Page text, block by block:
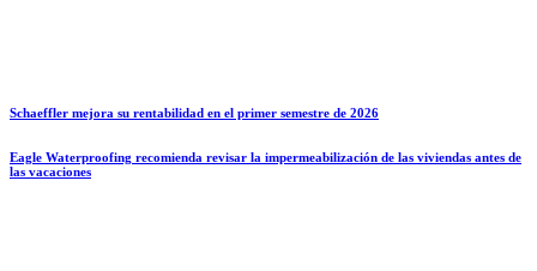
Schaeffler mejora su rentabilidad en el primer semestre de 2026
Eagle Waterproofing recomienda revisar la impermeabilización de las viviendas antes de
las vacaciones